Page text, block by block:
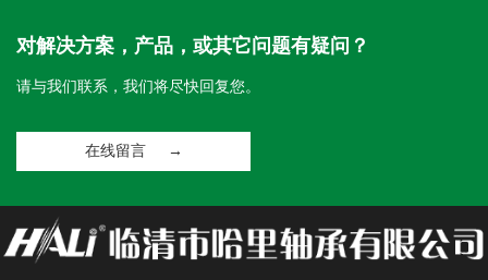
对解决方案，产品，或其它问题有疑问？
请与我们联系，我们将尽快回复您。
在线留言 →